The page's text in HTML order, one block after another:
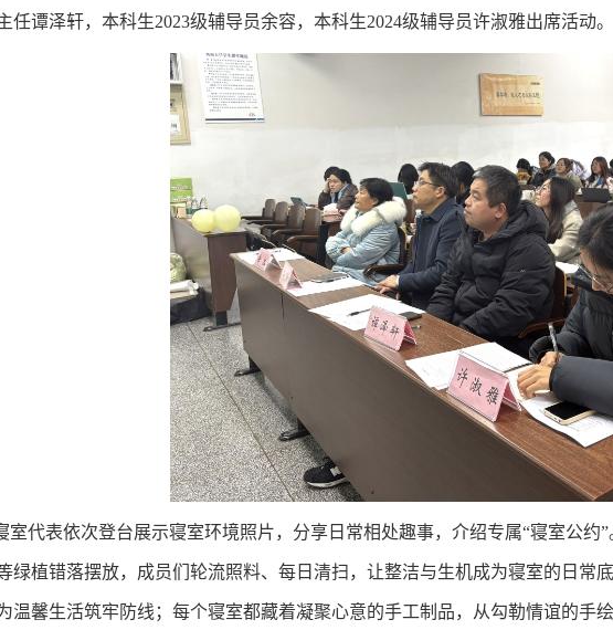
任谭泽轩，本科生2023级辅导员余容，本科生2024级辅导员许淑雅出席活动。
室代表依次登台展示寝室环境照片，分享日常相处趣事，介绍专属“寝室公约
绿植错落摆放，成员们轮流照料、每日清扫，让整洁与生机成为寝室的日常
温馨生活筑牢防线；每个寝室都藏着凝聚心意的手工制品，从勾勒情谊的手